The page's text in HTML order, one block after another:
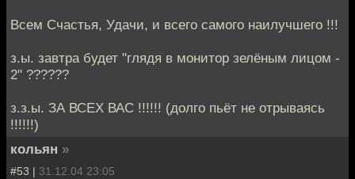
Всем Счастья, Удачи, и всего самого наилучшего !!!
з.ы. завтра будет "глядя в монитор зелёным лицом -
2" ??????
з.з.ы. ЗА ВСЕХ ВАС !!!!!! (долго пьёт не отрываясь
!!!!!!)
кольян »
#53 | 31.12.04 23:05